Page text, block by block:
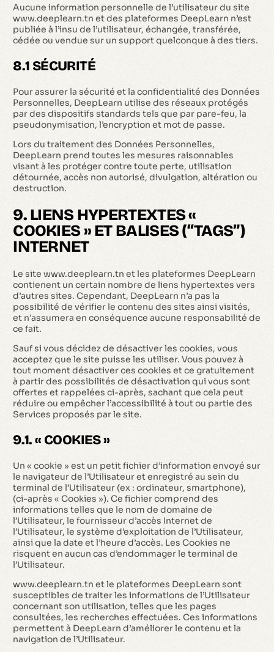
Aucune information personnelle de l’utilisateur du site
www.deeplearn.tn et des plateformes DeepLearn n’est
publiée à l’insu de l’utilisateur, échangée, transférée,
cédée ou vendue sur un support quelconque à des tiers.
8.1 SÉCURITÉ
Pour assurer la sécurité et la confidentialité des Données
Personnelles, DeepLearn utilise des réseaux protégés
par des dispositifs standards tels que par pare-feu, la
pseudonymisation, l’encryption et mot de passe.
Lors du traitement des Données Personnelles,
DeepLearn prend toutes les mesures raisonnables
visant à les protéger contre toute perte, utilisation
détournée, accès non autorisé, divulgation, altération ou
destruction.
9. LIENS HYPERTEXTES «
COOKIES » ET BALISES (“TAGS”)
INTERNET
Le site www.deeplearn.tn et les plateformes DeepLearn
contienent un certain nombre de liens hypertextes vers
d’autres sites. Cependant, DeepLearn n’a pas la
possibilité de vérifier le contenu des sites ainsi visités,
et n’assumera en conséquence aucune responsabilité de
ce fait.
Sauf si vous décidez de désactiver les cookies, vous
acceptez que le site puisse les utiliser. Vous pouvez à
tout moment désactiver ces cookies et ce gratuitement
à partir des possibilités de désactivation qui vous sont
offertes et rappelées ci-après, sachant que cela peut
réduire ou empêcher l’accessibilité à tout ou partie des
Services proposés par le site.
9.1. « COOKIES »
Un « cookie » est un petit fichier d’information envoyé sur
le navigateur de l’Utilisateur et enregistré au sein du
terminal de l’Utilisateur (ex : ordinateur, smartphone),
(ci-après « Cookies »). Ce fichier comprend des
informations telles que le nom de domaine de
l’Utilisateur, le fournisseur d’accès Internet de
l’Utilisateur, le système d’exploitation de l’Utilisateur,
ainsi que la date et l’heure d’accès. Les Cookies ne
risquent en aucun cas d’endommager le terminal de
l’Utilisateur.
www.deeplearn.tn et le plateformes DeepLearn sont
susceptibles de traiter les informations de l’Utilisateur
concernant son utilisation, telles que les pages
consultées, les recherches effectuées. Ces informations
permettent à DeepLearn d’améliorer le contenu et la
navigation de l’Utilisateur.